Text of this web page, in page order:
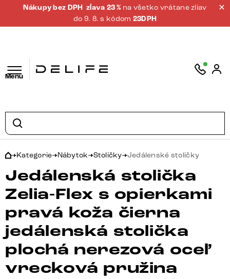
Nákupy bez DPH zĺava 23 % na všetko vrátane zliav
do 9. 8. s kódom 23DPH
Menu
Kategorie Nábytok Stoličky Jedálenské stoličky
Jedálenská stolička
Zelia-Flex s opierkami
pravá koža čierna
jedálenská stolička
plochá nerezová oceľ
vrecková pružina